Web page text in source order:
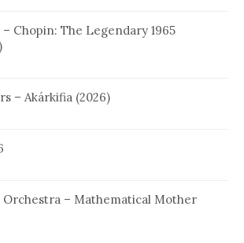
Chopin: The Legendary 1965
– Akárkifia (2026)
Orchestra – Mathematical Mother